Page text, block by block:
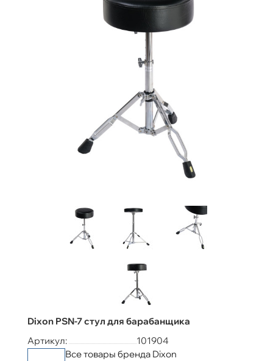
Dixon PSN-7 стул для барабанщика
Артикул:
101904
Все товары бренда Dixon